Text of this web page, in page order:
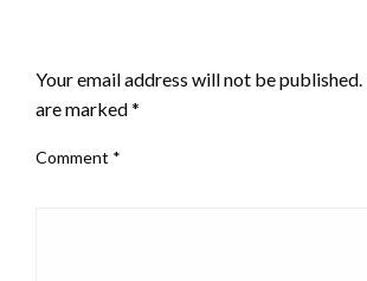
Your email address will not be published.
are marked*
Comment *